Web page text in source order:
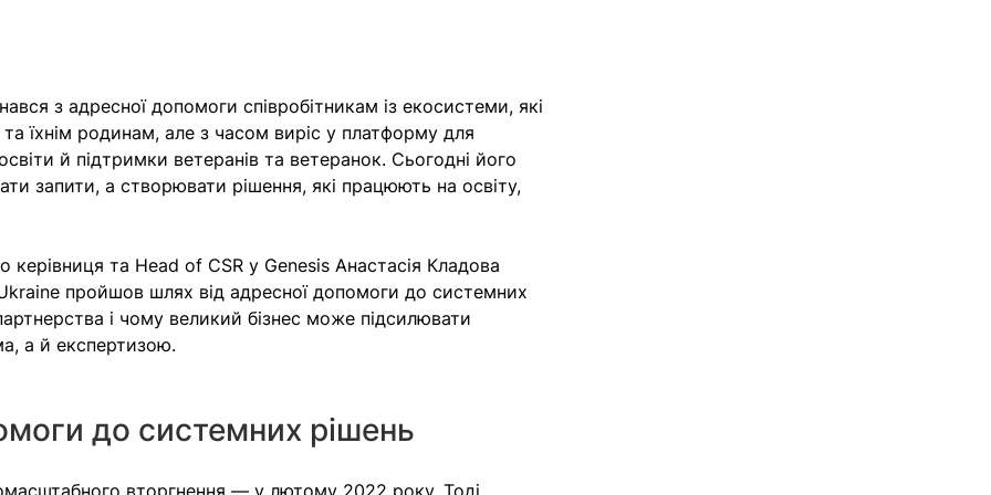
з адресної допомоги співробітникам із екосистеми, які
їхнім родинам, але з часом виріс у платформу для
й підтримки ветеранів та ветеранок. Сьогодні його
запити, а створювати рішення, які працюють на освіту,
та Head of CSR у Genesis Анастасія Кладова
пройшов шлях від адресної допомоги до системних
і чому великий бізнес може підсилювати
а й експертизою.
до системних рішень